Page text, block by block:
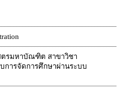
ตรมหาบัณฑิต สาขาวิชา
การจัดการศึกษาผ่านระบบ